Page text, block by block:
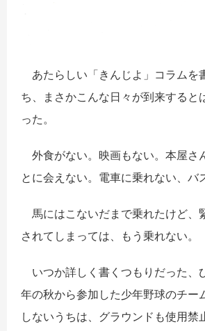
あたらしい「きんじよ」コラムを
ち、まさかこんな日々が到来すると
った。
外食がない。映画もない。本屋さ
とに会えない。電車に乗れない、バ
馬にはこないだまで乗れたけど、
されてしまっては、もう乗れない。
いつか詳しく書くつもりだった、
年の秋から参加した少年野球のチー
しないうちは、グラウンドも使用禁